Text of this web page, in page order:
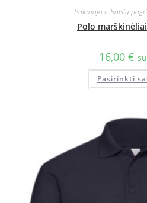
Pakruojo r. Balsių
Polo
16,00 €
Pasirinkti